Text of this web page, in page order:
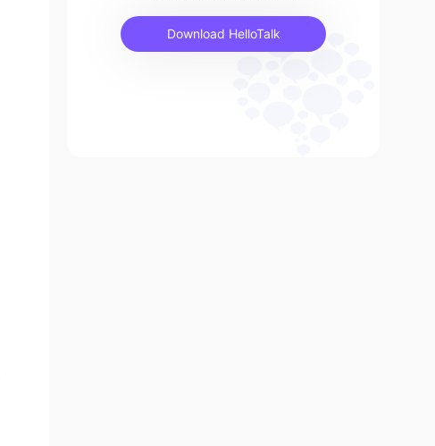
Download HelloTalk